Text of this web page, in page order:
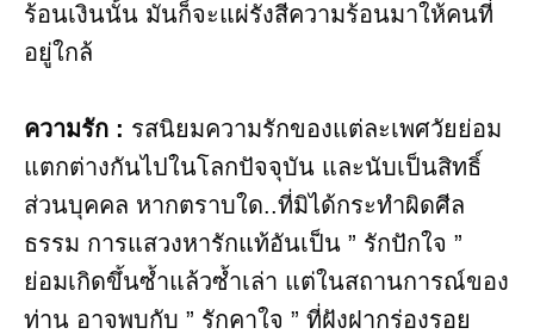
ร้อนเงินนั้น มันก็จะแผ่รังสีความร้อนมาให้คนที่
อยู่ใกล้
ความรัก : รสนิยมความรักของแต่ละเพศวัยย่อม
แตกต่างกันไปในโลกปัจจุบัน และนับเป็นสิทธิ์
ส่วนบุคคล หากตราบใด..ที่มิได้กระทำผิดศีล
ธรรม การแสวงหารักแท้อันเป็น ” รักปักใจ ”
ย่อมเกิดขึ้นซ้ำแล้วซ้ำเล่า แต่ในสถานการณ์ของ
ท่าน อาจพบกับ ” รักคาใจ ” ที่ฝังฝากร่องรอย